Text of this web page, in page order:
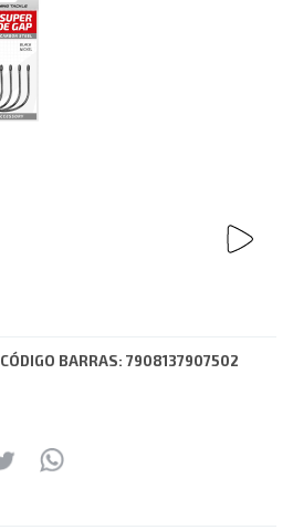
CÓDIGO BARRAS: 7908137907502